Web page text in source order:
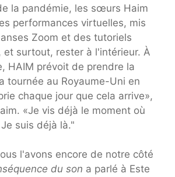
la pandémie, les sœurs Haim
performances virtuelles, mis
Zoom et des tutoriels
et surtout, rester à l'intérieur. À
HAIM prévoit de prendre la
tournée au Royaume-Uni en
chaque jour que cela arrive»,
«Je vis déjà le moment où
suis déjà là."
l'avons encore de notre côté
du son a parlé à Este